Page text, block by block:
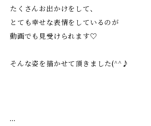
たくさんお出かけをして、
とても幸せな表情をしているのが
動画でも見受けられます♡
そんな姿を描かせて頂きました(^^♪
…